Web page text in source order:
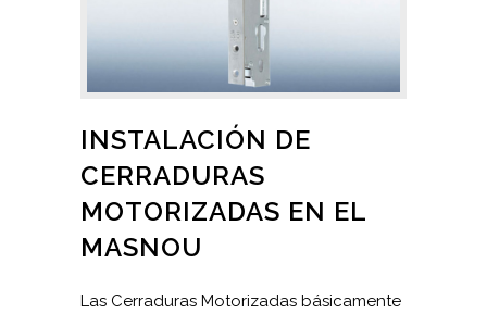
INSTALACIÓN DE
CERRADURAS
MOTORIZADAS EN EL
MASNOU
Las Cerraduras Motorizadas básicamente